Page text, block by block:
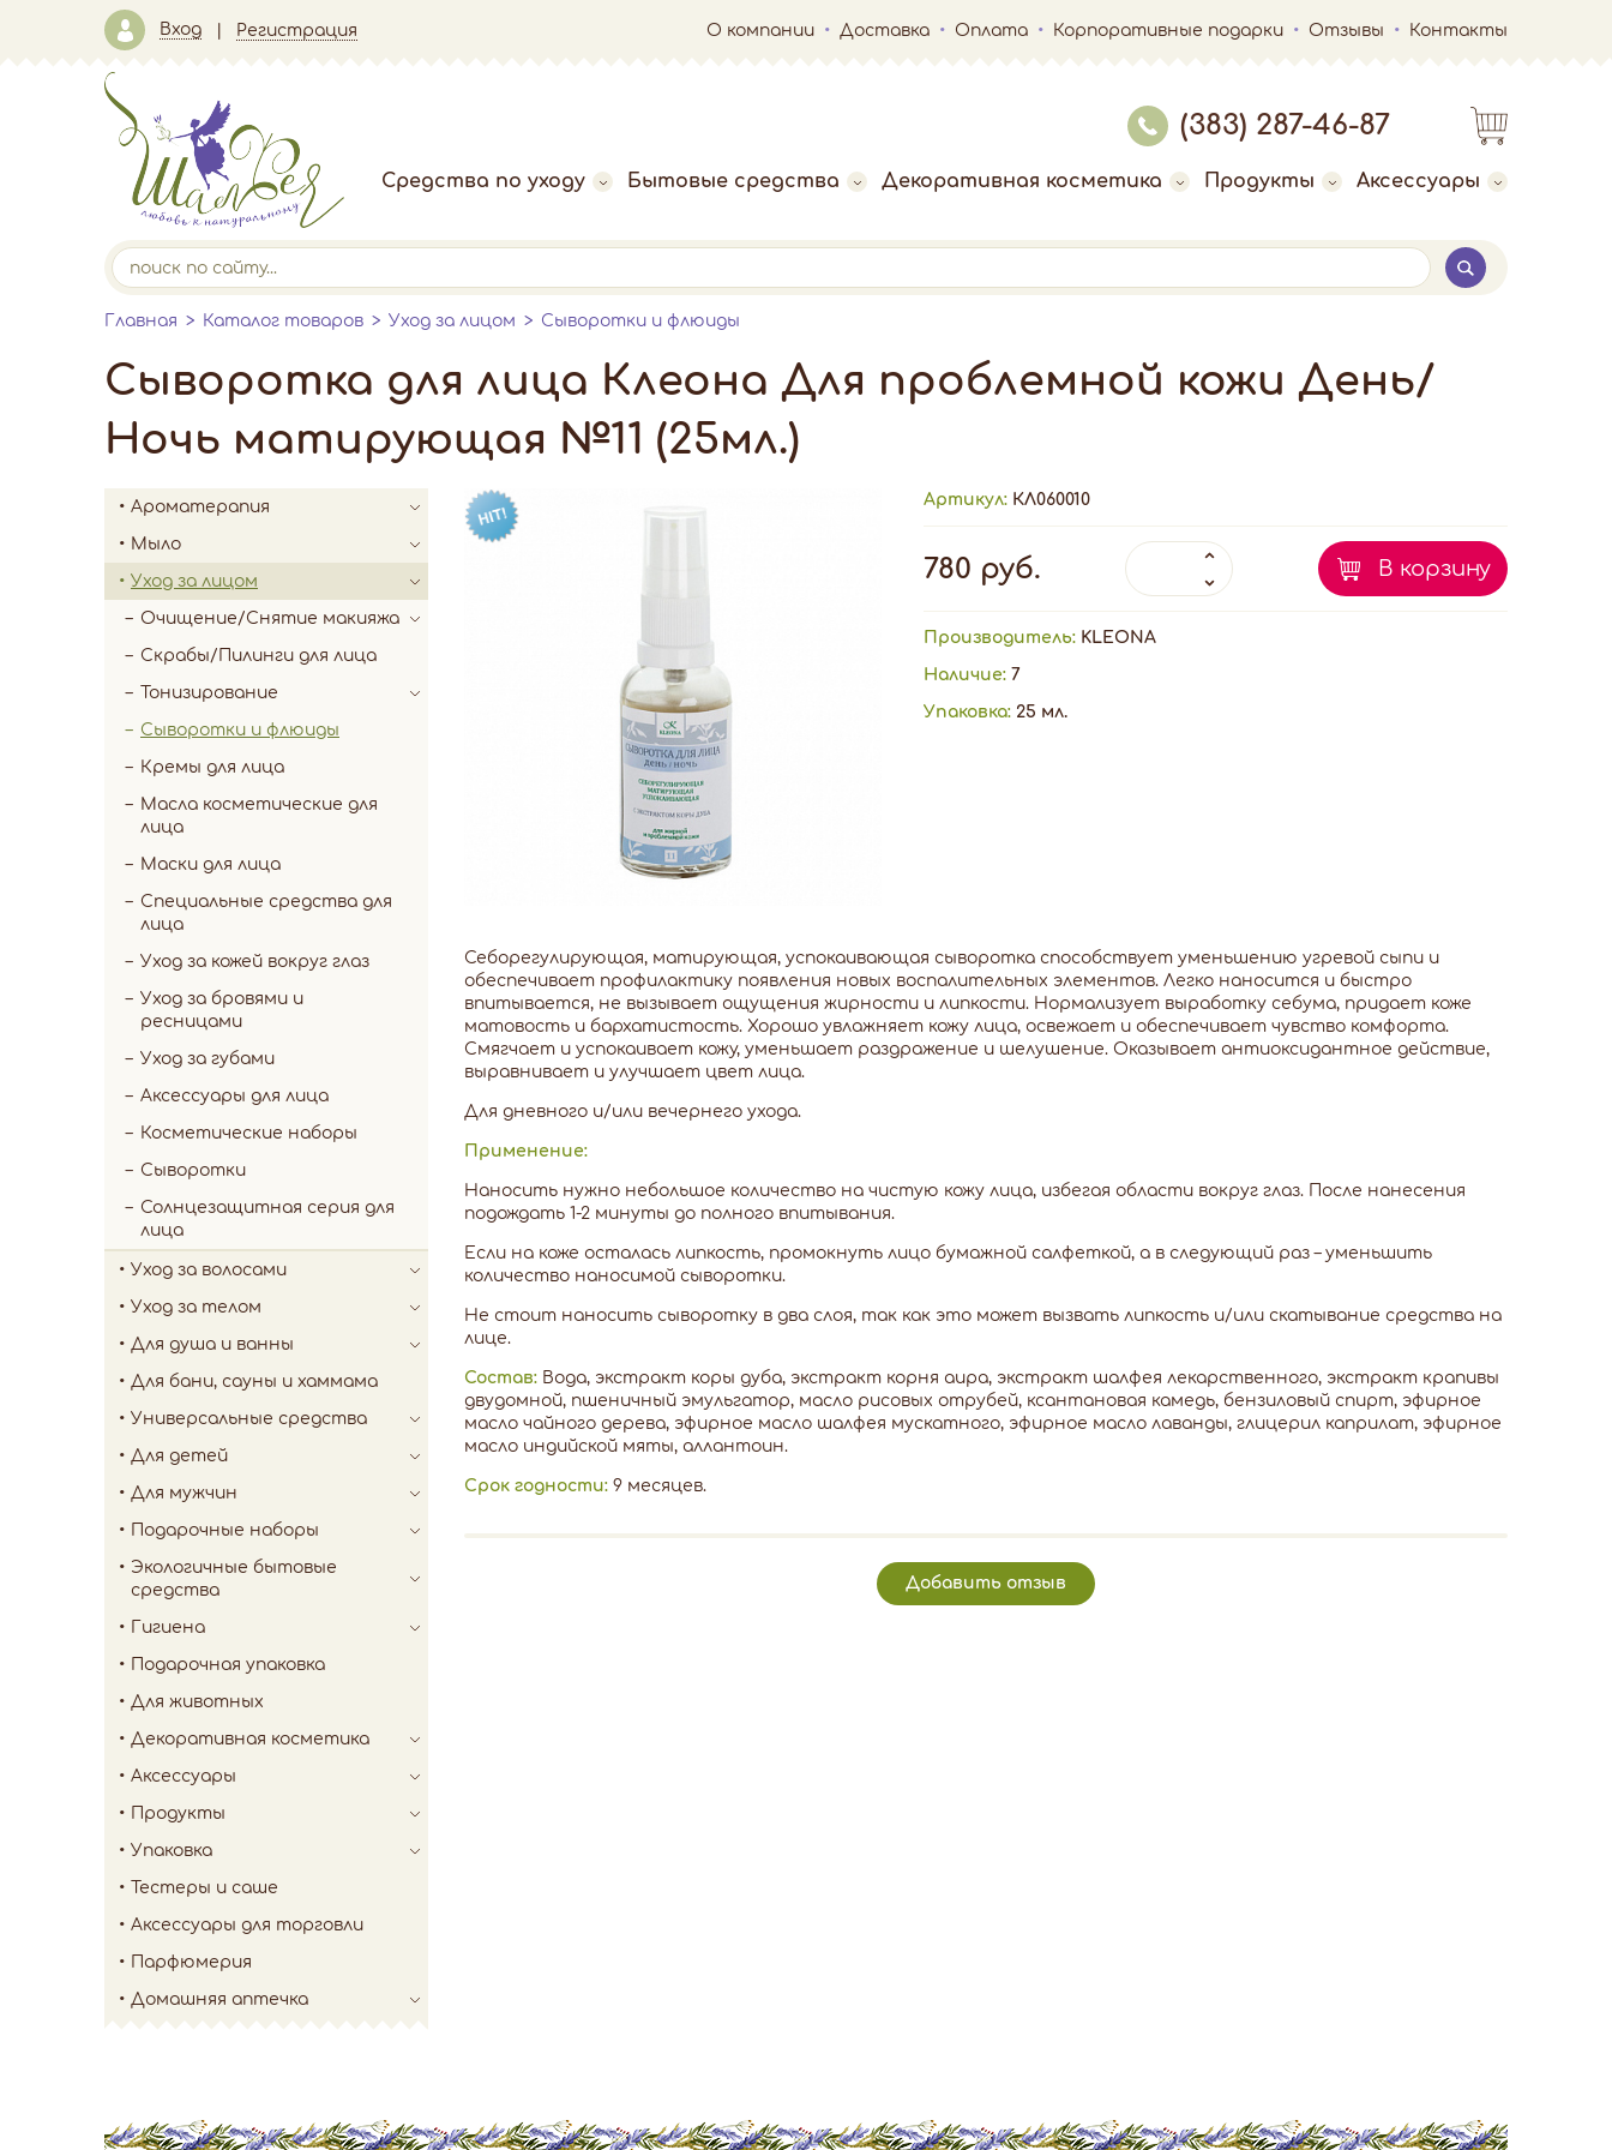
Вход Регистрация О компании Доставка Оплата Корпоративные подарки Отзывы Контакты
(383) 287-46-87
Средства по уходу Бытовые средства Декоративная косметика Продукты Аксессуары
Главная Каталог товаров Уход за лицом Сыворотки и флюиды
Сыворотка для лица Клеона Для проблемной кожи День/
Ночь матирующая №11 (25мл.)
Ароматерапия
Мыло
Уход за лицом
Очищение/Снятие макияжа
Скрабы/Пилинги для лица
Тонизирование
Сыворотки и флюиды
Кремы для лица
Масла косметические для
лица
Маски для лица
Специальные средства для
лица
Уход за кожей вокруг глаз
Уход за бровями и
ресницами
Уход за губами
Аксессуары для лица
Косметические наборы
Сыворотки
Солнцезащитная серия для
лица
Уход за волосами
Уход за телом
Для душа и ванны
Для бани, сауны и хаммама
Универсальные средства
Для детей
Для мужчин
Подарочные наборы
Экологичные бытовые
средства
Гигиена
Подарочная упаковка
Для животных
Декоративная косметика
Аксессуары
Продукты
Упаковка
Тестеры и саше
Аксессуары для торговли
Парфюмерия
Домашняя аптечка
Артикул:КЛ060010
780 руб. В корзину
Производитель: KLEONA
Наличие:7
Упаковка:25 мл.
Себорегулирующая, матирующая, успокаивающая сыворотка способствует уменьшению угревой сыпи и
обеспечивает профилактику появления новых воспалительных элементов. Легко наносится и быстро
впитывается, не вызывает ощущения жирности и липкости. Нормализует выработку себума, придает коже
матовость и бархатистость. Хорошо увлажняет кожу лица, освежает и обеспечивает чувство комфорта.
Смягчает и успокаивает кожу, уменьшает раздражение и шелушение. Оказывает антиоксидантное действие,
выравнивает и улучшает цвет лица.
Для дневного и/или вечернего ухода.
Применение:
Наносить нужно небольшое количество на чистую кожу лица, избегая области вокруг глаз. После нанесения
подождать 1-2 минуты до полного впитывания.
Если на коже осталась липкость, промокнуть лицо бумажной салфеткой, а в следующий раз – уменьшить
количество наносимой сыворотки.
Не стоит наносить сыворотку в два слоя, так как это может вызвать липкость и/или скатывание средства на
лице.
Состав: Вода, экстракт коры дуба, экстракт корня аира, экстракт шалфея лекарственного, экстракт крапивы
двудомной, пшеничный эмульгатор, масло рисовых отрубей, ксантановая камедь, бензиловый спирт, эфирное
масло чайного дерева, эфирное масло шалфея мускатного, эфирное масло лаванды, глицерил каприлат, эфирное
масло индийской мяты, аллантоин.
Срок годности: 9 месяцев.
Добавить отзыв